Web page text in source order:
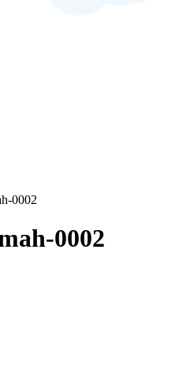
0002
0002